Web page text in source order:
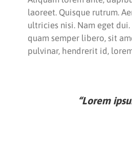
laoreet. Quisque rutrum.
ultricies nisi. Nam eget
quam semper libero, sit
pulvinar, hendrerit id,
“Lorem